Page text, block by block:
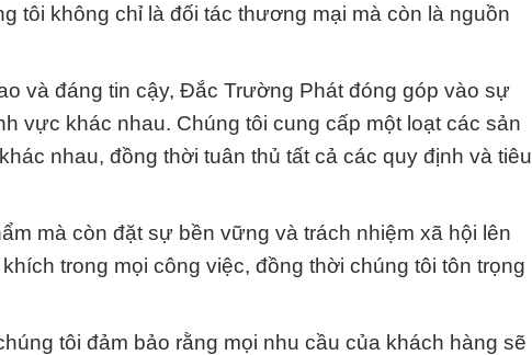
tôi không chỉ là đối tác thương mại mà còn là nguồn
và đáng tin cậy, Đắc Trường Phát đóng góp vào sự
vực khác nhau. Chúng tôi cung cấp một loạt các sản
nhau, đồng thời tuân thủ tất cả các quy định và tiêu
mà còn đặt sự bền vững và trách nhiệm xã hội lên
trong mọi công việc, đồng thời chúng tôi tôn trọng
tôi đảm bảo rằng mọi nhu cầu của khách hàng sẽ